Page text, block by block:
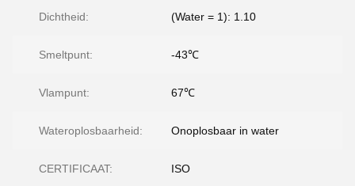
Dichtheid: (Water = 1): 1.10
Smeltpunt: -43℃
Vlampunt: 67℃
Wateroplosbaarheid: Onoplosbaar in water
CERTIFICAAT: ISO